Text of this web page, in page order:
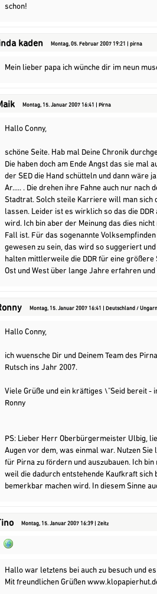
schon!
kaden Montag, 05. Februar 2007 19:21 | pirna
Mein lieber papa ich wünche dir im neun
Montag, 15. Januar 2007 16:41 | Pirna
Hallo Conny,
schöne Seite. Hab mal Deine Chronik
Die haben doch am Ende Angst das sie mal
der SED die Hand schütteln und dann wäre
Ar..... . Die drehen ihre Fahne auch nur
Stadtrat. Solch steile Karriere will man sich
lassen. Leider ist es wirklich so das die
wird. Ich bin aber der Meinung das dies
Fall ist. Für das sogenannte
gewesen zu sein, das wird so suggeriert
halten mittlerweile die DDR für eine größere
Ost und West über lange Jahre erfahren
Montag, 15. Januar 2007 16:41 | Deutschland / Ungarn
Hallo Conny,
ich wuensche Dir und Deinem Team des
Rutsch ins Jahr 2007.
Viele Grüße und ein kräftiges \"Seid bereit -
Ronny
PS: Lieber Herr Oberbürgermeister Ulbig,
Augen vor dem, was einmal war. Nutzen Sie
für Pirna zu fördern und auszubauen. Ich
weil die dadurch entstehende Kaufkraft
bemerkbar machen wird. In diesem Sinne
Montag, 15. Januar 2007 16:39 | Zeitz
Hallo war letztens bei auch zu besuch und
Mit freundlichen Grüßen